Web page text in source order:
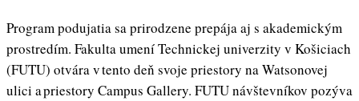
Program podujatia sa prirodzene prepája aj s akademickým
prostredím. Fakulta umení Technickej univerzity v Košiciach
(FUTU) otvára v tento deň svoje priestory na Watsonovej
ulici a priestory Campus Gallery. FUTU návštevníkov pozýva